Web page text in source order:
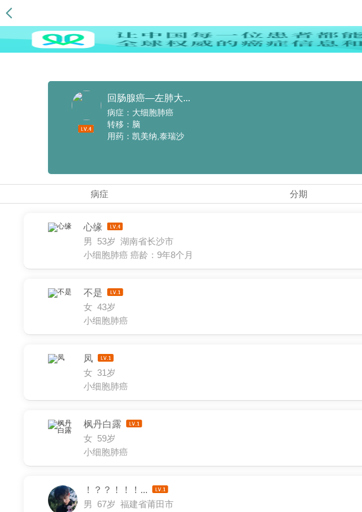
回肠腺癌—左肺大...
病症：大细胞肺癌
转移：脑
用药：凯美纳,泰瑞沙
病症 分期
心缘
男 53岁 湖南省长沙市
小细胞肺癌 癌龄：9年8个月
不是
女 43岁
小细胞肺癌
凤
女 31岁
小细胞肺癌
枫丹白露
女 59岁
小细胞肺癌
！？？！！！...
男 67岁 福建省莆田市